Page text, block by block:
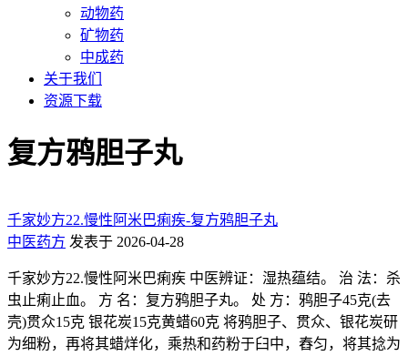
动物药
矿物药
中成药
关于我们
资源下载
复方鸦胆子丸
千家妙方22.慢性阿米巴痢疾-复方鸦胆子丸
中医药方 发表于 2026-04-28
千家妙方22.慢性阿米巴痢疾 中医辨证：湿热蕴结。 治 法：杀
虫止痢止血。 方 名：复方鸦胆子丸。 处 方：鸦胆子45克(去
壳)贯众15克 银花炭15克黄蜡60克 将鸦胆子、贯众、银花炭研
为细粉，再将其蜡烊化，乘热和药粉于臼中，舂匀，将其捻为